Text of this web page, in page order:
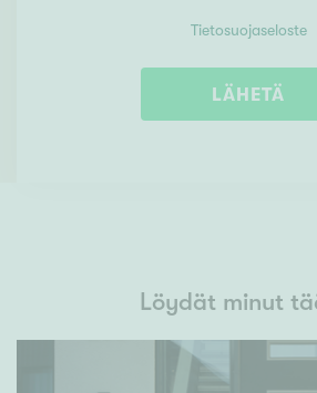
Tietosuojaseloste
LÄHETÄ
Löydät minut